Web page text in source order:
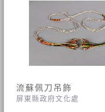
流蘇佩刀吊飾
屏東縣政府文化處